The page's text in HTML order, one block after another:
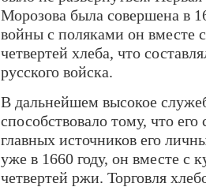
Морозова была совершена в
войны с поляками он вместе
четвертей хлеба, что
русского войска.
В дальнейшем высокое
способствовало тому, что
главных источников его
уже в 1660 году, он вместе с
четвертей ржи. Торговля